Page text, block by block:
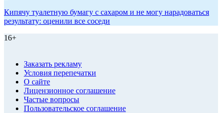
Кипячу туалетную бумагу с сахаром и не могу нарадоваться
результату: оценили все соседи
16+
Заказать рекламу
Условия перепечатки
О сайте
Лицензионное соглашение
Частые вопросы
Пользовательское соглашение